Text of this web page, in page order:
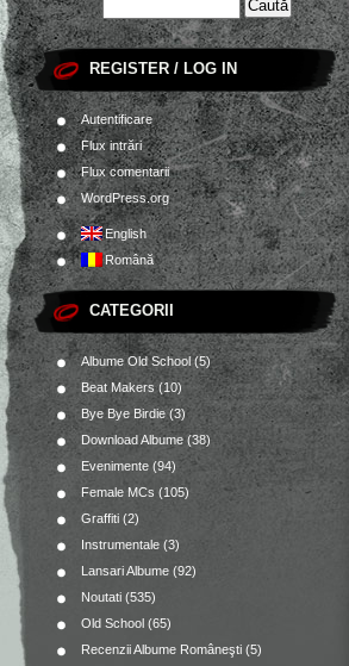
REGISTER / LOG IN
Autentificare
Flux intrări
Flux comentarii
WordPress.org
English
Română
CATEGORII
Albume Old School(5)
Beat Makers(10)
Bye Bye Birdie(3)
Download Albume (38)
Evenimente (94)
Female MCs (105)
Graffiti (2)
Instrumentale (3)
Lansari Albume (92)
Noutati (535)
Old School (65)
Recenzii Albume Româneşti (5)